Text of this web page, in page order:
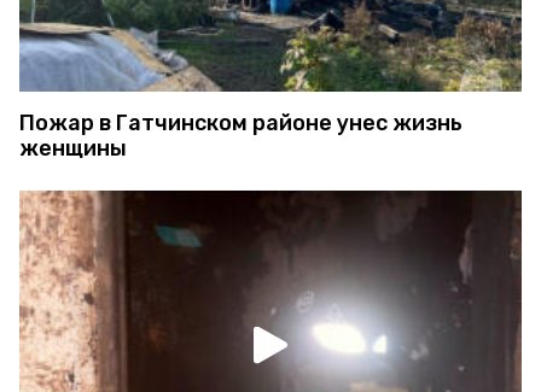
Пожар в Гатчинском районе унес жизнь
женщины